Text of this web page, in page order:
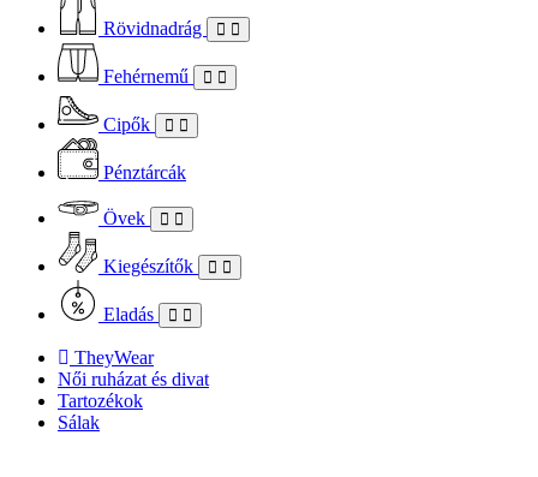
Rövidnadrág
Fehérnemű
Cipők
Pénztárcák
Övek
Kiegészítők
Eladás
TheyWear
Női ruházat és divat
Tartozékok
Sálak